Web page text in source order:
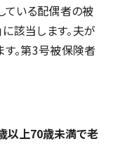
ている配偶者の被
該当します。夫が
。第3号被保険者
以上70歳未満で老